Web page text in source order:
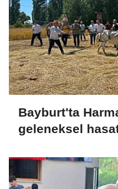
Bayburt'ta
geleneksel hasat